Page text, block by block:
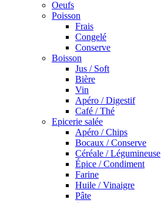
Oeufs
Poisson
Frais
Congelé
Conserve
Boisson
Jus / Soft
Bière
Vin
Apéro / Digestif
Café / Thé
Epicerie salée
Apéro / Chips
Bocaux / Conserve
Céréale / Légumineuse
Épice / Condiment
Farine
Huile / Vinaigre
Pâte